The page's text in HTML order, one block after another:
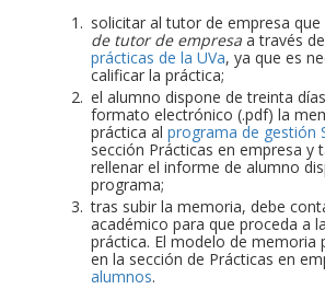
solicitar al tutor de empresa que
de tutor de empresa a través
prácticas de la UVa, ya que es
calificar la práctica;
el alumno dispone de treinta
formato electrónico (.pdf) la
práctica al programa de gestión
sección Prácticas en empresa y
rellenar el informe de alumno
programa;
tras subir la memoria, debe
académico para que proceda a
práctica. El modelo de memoria
en la sección de Prácticas en
alumnos.